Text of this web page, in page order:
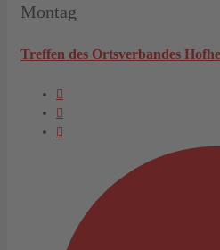
Montag
Treffen des Ortsverbandes